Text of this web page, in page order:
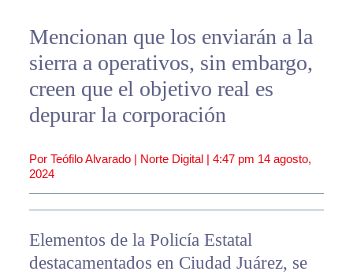
Mencionan que los enviarán a la
sierra a operativos, sin embargo,
creen que el objetivo real es
depurar la corporación
Por Teófilo Alvarado | Norte Digital | 4:47 pm 14 agosto,
2024
Elementos de la Policía Estatal
destacamentados en Ciudad Juárez, se